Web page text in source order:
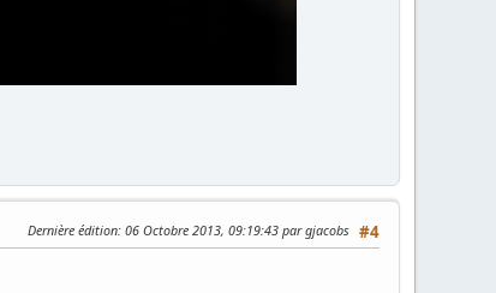
#4
Dernière édition: 06 Octobre 2013, 09:19:43 par gjacobs